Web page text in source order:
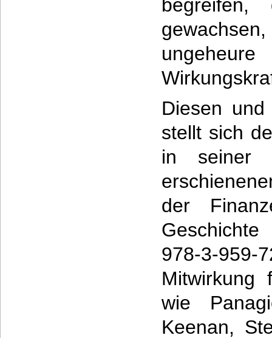
Diesen
stellt sich
in seiner
der
978-3-
Mitwirkung
wie
Keenan,